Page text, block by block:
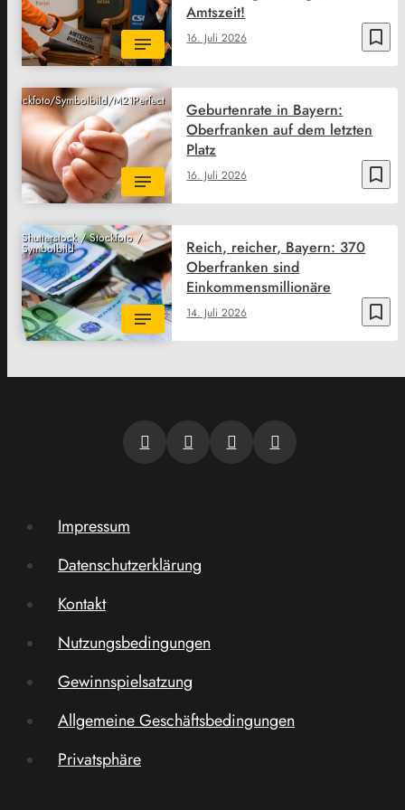
bookmark_border
16. Juli 2026
Amtszeit!
Stockfoto/Symbolbild/M21Perfect
bookmark_border
16. Juli 2026
Geburtenrate in Bayern:
Oberfranken auf dem letzten
Platz
Shutterstock / Stockfoto /
Symbolbild
bookmark_border
14. Juli 2026
Reich, reicher, Bayern: 370
Oberfranken sind
Einkommensmillionäre
Impressum
Datenschutzerklärung
Kontakt
Nutzungsbedingungen
Gewinnspielsatzung
Allgemeine Geschäftsbedingungen
Privatsphäre